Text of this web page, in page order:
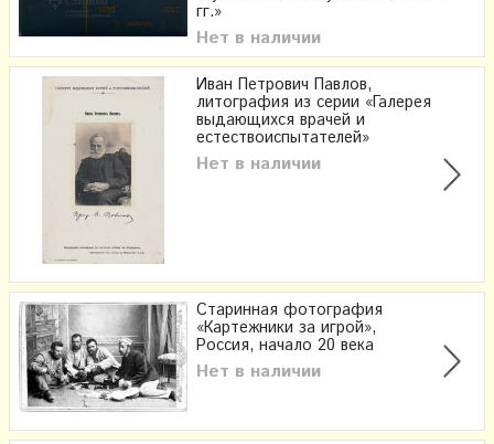
гг.»
Нет в наличии
Иван Петрович Павлов,
литография из серии «Галерея
выдающихся врачей и
естествоиспытателей»
Нет в наличии
Старинная фотография
«Картежники за игрой»,
Россия, начало 20 века
Нет в наличии